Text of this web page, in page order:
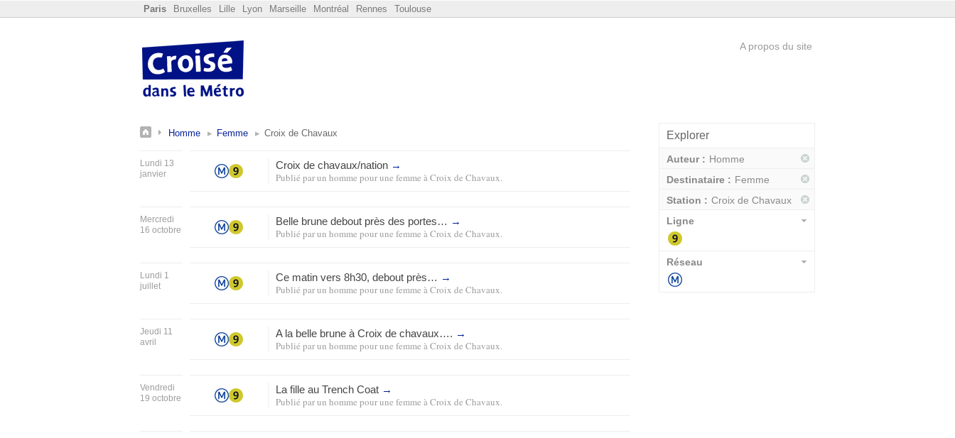
Paris Bruxelles Lille Lyon Marseille Montréal Rennes Toulouse
A propos du site
Homme Femme Croix de Chavaux
Lundi 13
janvier
Croix de chavaux/nation →
Publié parun homme pour une femme àCroix de Chavaux.
Mercredi
16 octobre
Belle brune debout près des portes… →
Publié parun homme pour une femme àCroix de Chavaux.
Lundi 1
juillet
Ce matin vers 8h30, debout près… →
Publié parun homme pour une femme àCroix de Chavaux.
Jeudi 11
avril
A la belle brune à Croix de chavaux…. →
Publié parun homme pour une femme àCroix de Chavaux.
Vendredi
19 octobre
La fille au Trench Coat →
Publié parun homme pour une femme àCroix de Chavaux.
Explorer
Auteur : Homme
Destinataire : Femme
Station : Croix de Chavaux
Ligne
Réseau